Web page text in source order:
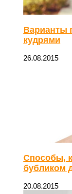
Варианты
кудрями
26.08.2015
Способы,
бубликом
20.08.2015